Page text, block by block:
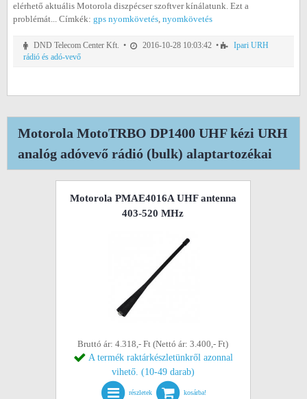
elérhető aktuális Motorola diszpécser szoftver kínálatunk. Ezt a
problémát... Címkék: gps nyomkövetés, nyomkövetés
DND Telecom Center Kft. • 2016-10-28 10:03:42 •
Ipari URH
rádió és adó-vevő
Motorola MotoTRBO DP1400 UHF kézi URH
analóg adóvevő rádió (bulk) alaptartozékai
Motorola PMAE4016A UHF antenna
403-520 MHz
Bruttó ár: 4.318,- Ft (Nettó ár: 3.400,- Ft)
A termék raktárkészletünkről azonnal
vihető. (10-49 darab)
részletek kosárba!